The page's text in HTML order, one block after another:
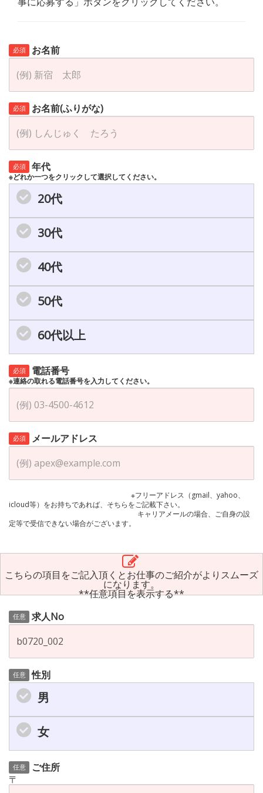
必須 お名前
必須 お名前(ふりがな)
必須 年代
※どれか一つをクリックして選択してください。
20代
30代
40代
50代
60代以上
必須 電話番号
※連絡の取れる電話番号を入力してください。
必須 メールアドレス
※フリーアドレス（gmail、yahoo、
icloud等）をお持ちであれば、そちらをご記載下さい。
キャリアメールの場合、ご自身の設
定等で受信できない場合がございます。
こちらの項目をご記入頂くとお仕事のご紹介がよりスムーズ
になります。
**任意項目を表示する**
任意 求人No
任意 性別
男
女
任意
ご住所
〒